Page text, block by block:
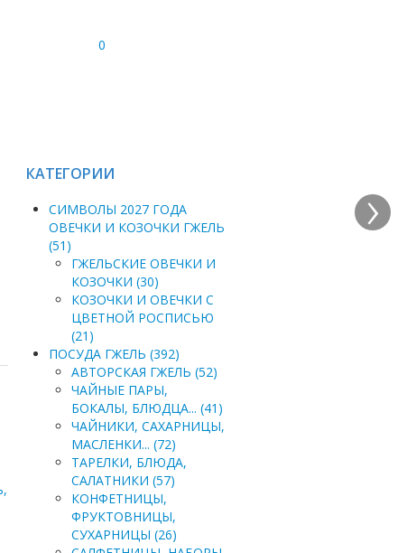
0
›
КАТЕГОРИИ
СИМВОЛЫ 2027 ГОДА
ОВЕЧКИ И КОЗОЧКИ ГЖЕЛЬ
(51)
ГЖЕЛЬСКИЕ ОВЕЧКИ И
КОЗОЧКИ (30)
КОЗОЧКИ И ОВЕЧКИ С
ЦВЕТНОЙ РОСПИСЬЮ
(21)
ПОСУДА ГЖЕЛЬ (392)
АВТОРСКАЯ ГЖЕЛЬ (52)
ЧАЙНЫЕ ПАРЫ,
БОКАЛЫ, БЛЮДЦА... (41)
ЧАЙНИКИ, САХАРНИЦЫ,
МАСЛЕНКИ... (72)
ТАРЕЛКИ, БЛЮДА,
САЛАТНИКИ (57)
КОНФЕТНИЦЫ,
ФРУКТОВНИЦЫ,
СУХАРНИЦЫ (26)